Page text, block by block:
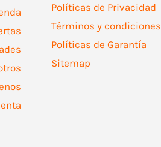
Políticas de Privacidad
Términos y condiciones
Políticas de Garantía
Sitemap